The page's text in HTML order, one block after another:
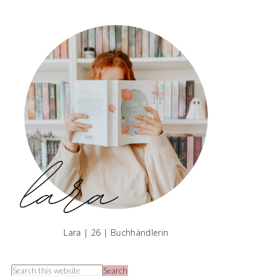
Lara | 26 | Buchhändlerin